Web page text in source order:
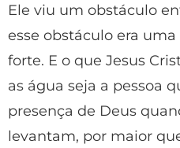
Ele viu um obstáculo
esse obstáculo era
forte. E o que Jesus
as água seja a pessoa
presença de Deus
levantam, por maior